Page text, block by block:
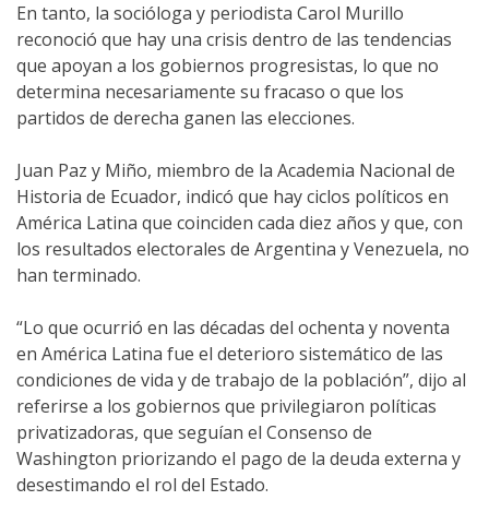
En tanto, la socióloga y periodista Carol Murillo
reconoció que hay una crisis dentro de las tendencias
que apoyan a los gobiernos progresistas, lo que no
determina necesariamente su fracaso o que los
partidos de derecha ganen las elecciones.
Juan Paz y Miño, miembro de la Academia Nacional de
Historia de Ecuador, indicó que hay ciclos políticos en
América Latina que coinciden cada diez años y que, con
los resultados electorales de Argentina y Venezuela, no
han terminado.
“Lo que ocurrió en las décadas del ochenta y noventa
en América Latina fue el deterioro sistemático de las
condiciones de vida y de trabajo de la población”, dijo al
referirse a los gobiernos que privilegiaron políticas
privatizadoras, que seguían el Consenso de
Washington priorizando el pago de la deuda externa y
desestimando el rol del Estado.